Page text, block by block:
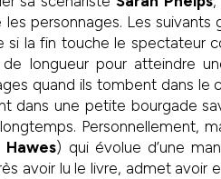
personnages. Les suivants
la fin touche le spectateur
longueur pour atteindre
quand ils tombent dans le
dans une petite bourgade
Personnellement,
Hawes) qui évolue d’une
avoir lu le livre, admet